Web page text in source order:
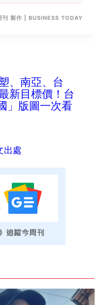
刊 製作 | BUSINESS TODAY
、南亞、台
新目標價！台
」版圖一次看
出處